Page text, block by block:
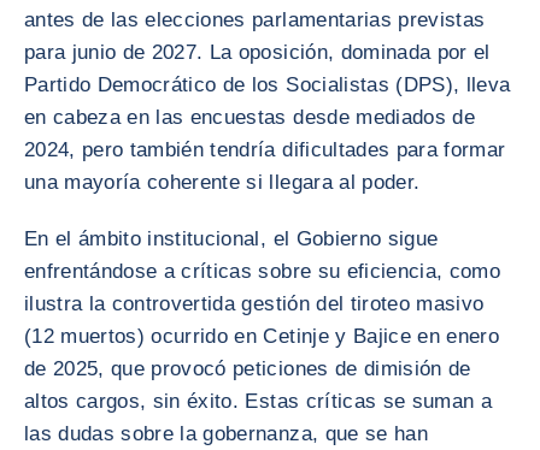
antes de las elecciones parlamentarias previstas
para junio de 2027. La oposición, dominada por el
Partido Democrático de los Socialistas (DPS), lleva
en cabeza en las encuestas desde mediados de
2024, pero también tendría dificultades para formar
una mayoría coherente si llegara al poder.
En el ámbito institucional, el Gobierno sigue
enfrentándose a críticas sobre su eficiencia, como
ilustra la controvertida gestión del tiroteo masivo
(12 muertos) ocurrido en Cetinje y Bajice en enero
de 2025, que provocó peticiones de dimisión de
altos cargos, sin éxito. Estas críticas se suman a
las dudas sobre la gobernanza, que se han